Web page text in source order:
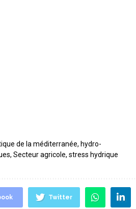
de la méditerranée, hydro-
, Secteur agricole, stress hydrique
Twitter